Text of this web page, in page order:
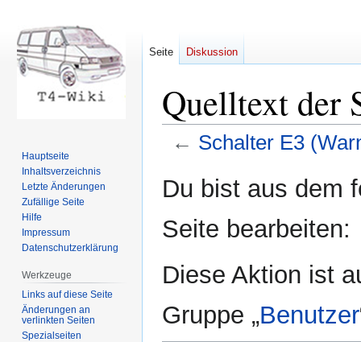
Quelltext der
← Schalter E3
Navigation
Suche
Du bist aus dem
Seite bearbeiten:
Diese Aktion ist
Gruppe „Benutzer
Seite Diskussion
Hauptseite
Inhaltsverzeichnis
Letzte Änderungen
Zufällige Seite
Hilfe
Impressum
Datenschutzerklärung
Werkzeuge
Links auf diese Seite
Änderungen an
verlinkten Seiten
Spezialseiten